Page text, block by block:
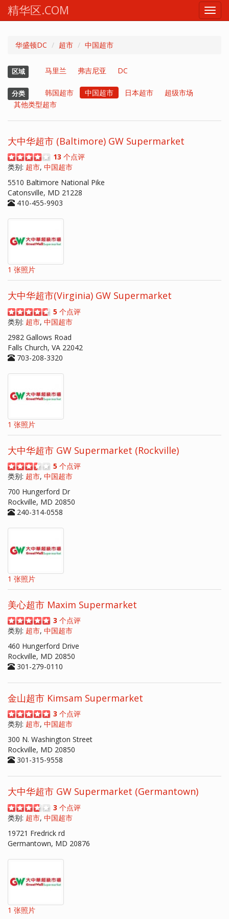
精华区.COM
华盛顿DC 超市 中国超市
区域 马里兰 弗吉尼亚 DC
分类 韩国超市 中国超市 日本超市
超级市场
其他类型超市
大中华超市 (Baltimore) GW Supermarket
13 个点评
类别: 超市, 中国超市
5510 Baltimore National Pike
Catonsville, MD 21228
410-455-9903
1 张照片
大中华超市(Virginia) GW Supermarket
5 个点评
类别: 超市, 中国超市
2982 Gallows Road
Falls Church, VA 22042
703-208-3320
1 张照片
大中华超市 GW Supermarket (Rockville)
5 个点评
类别: 超市, 中国超市
700 Hungerford Dr
Rockville, MD 20850
240-314-0558
1 张照片
美心超市 Maxim Supermarket
3 个点评
类别: 超市, 中国超市
460 Hungerford Drive
Rockville, MD 20850
301-279-0110
金山超市 Kimsam Supermarket
3 个点评
类别: 超市, 中国超市
300 N. Washington Street
Rockville, MD 20850
301-315-9558
大中华超市 GW Supermarket (Germantown)
3 个点评
类别: 超市, 中国超市
19721 Fredrick rd
Germantown, MD 20876
1 张照片